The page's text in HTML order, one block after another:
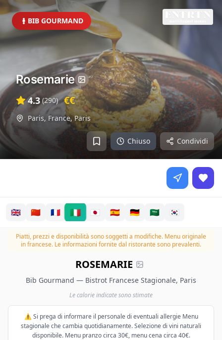
BIB GOURMAND
Chiuso Condividi
Rosemarie
4.3 (290) €€
Paris, France,Paris
🇬🇧 🇨🇳 🇫🇷 🇮🇹 🇯🇵 🇪🇸 🇩🇪 🇸🇦 🇰🇷
Piatti, prezzi e disponibilità sono soggetti a modifiche. Menu originale
in francese. Le informazioni fornite dal ristorante sono prevalenti.
ROSEMARIE
Bib Gourmand — Bistrot Francese Stagionale, Paris
Le calorie indicate sono stimate
⚠️ Si prega di informare il personale di eventuali allergie Menu
stagionale che cambia quotidianamente. Selezione di vini naturali
disponibile. Menu pranzo circa 30€, menu cena circa 40€.